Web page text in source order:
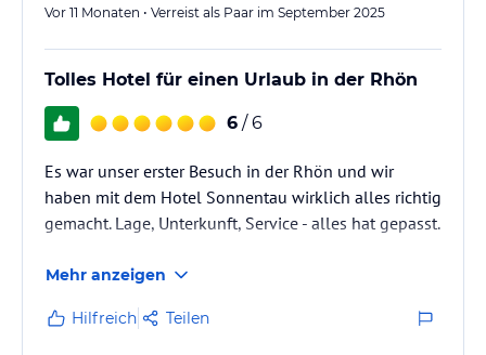
Vor 11 Monaten • Verreist als Paar im September 2025
Tolles Hotel für einen Urlaub in der Rhön
6 / 6
Es war unser erster Besuch in der Rhön und wir
haben mit dem Hotel Sonnentau wirklich alles richtig
gemacht. Lage, Unterkunft, Service - alles hat gepasst.
Mehr anzeigen
Hilfreich Teilen